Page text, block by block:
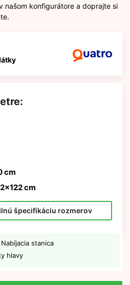
našom konfigurátore a doprajte si
cm
cm
špecifikáciu rozmerov
Nabíjacia stanica
hlavy